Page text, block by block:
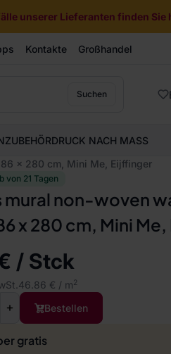
unserer Lieferanten finden Sie
Kontakte Großhandel
Suchen
ZUBEHÖRDRUCK NACH MASS
x 280 cm, Mini Me, Eijffinger
von 21 Tagen
non-woven
x 280 cm, Mini
/ Stck
46.86 € / m2
Bestellen
gratis